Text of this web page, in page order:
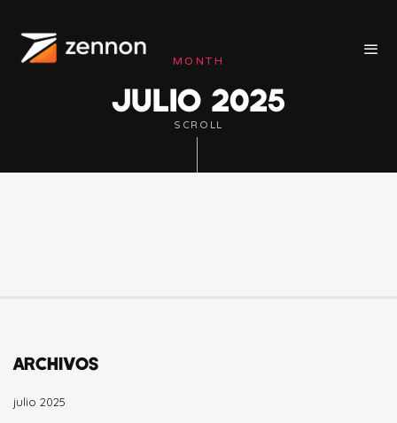
MONTH
JULIO 2025
SCROLL
ARCHIVOS
julio 2025